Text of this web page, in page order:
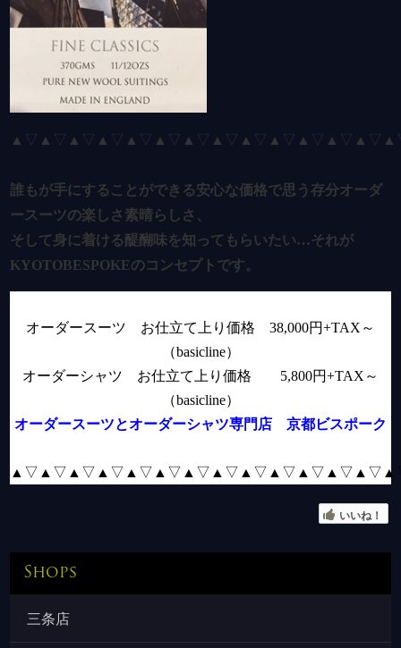
▲▽▲▽ ▲▽▲▽▲▽▲▽▲
誰もが手にすることができる安心な価格で思う存分オーダ
ースーツの楽しさ素晴らしさ、
そして身に着ける醍醐味を知ってもらいたい…それが
KYOTOBESPOKEのコンセプトです。
オーダースーツ お仕立て上り価格 38,000円+TAX ～
（basicline）
オーダーシャツ お仕立て上り価格 5,800円+TAX ～
（basicline）
オーダースーツとオーダーシャツ専門店 京都ビスポーク
▲▽▲▽ ▲▽▲▽▲▽▲▽▲
いいね！
Shops
三条店